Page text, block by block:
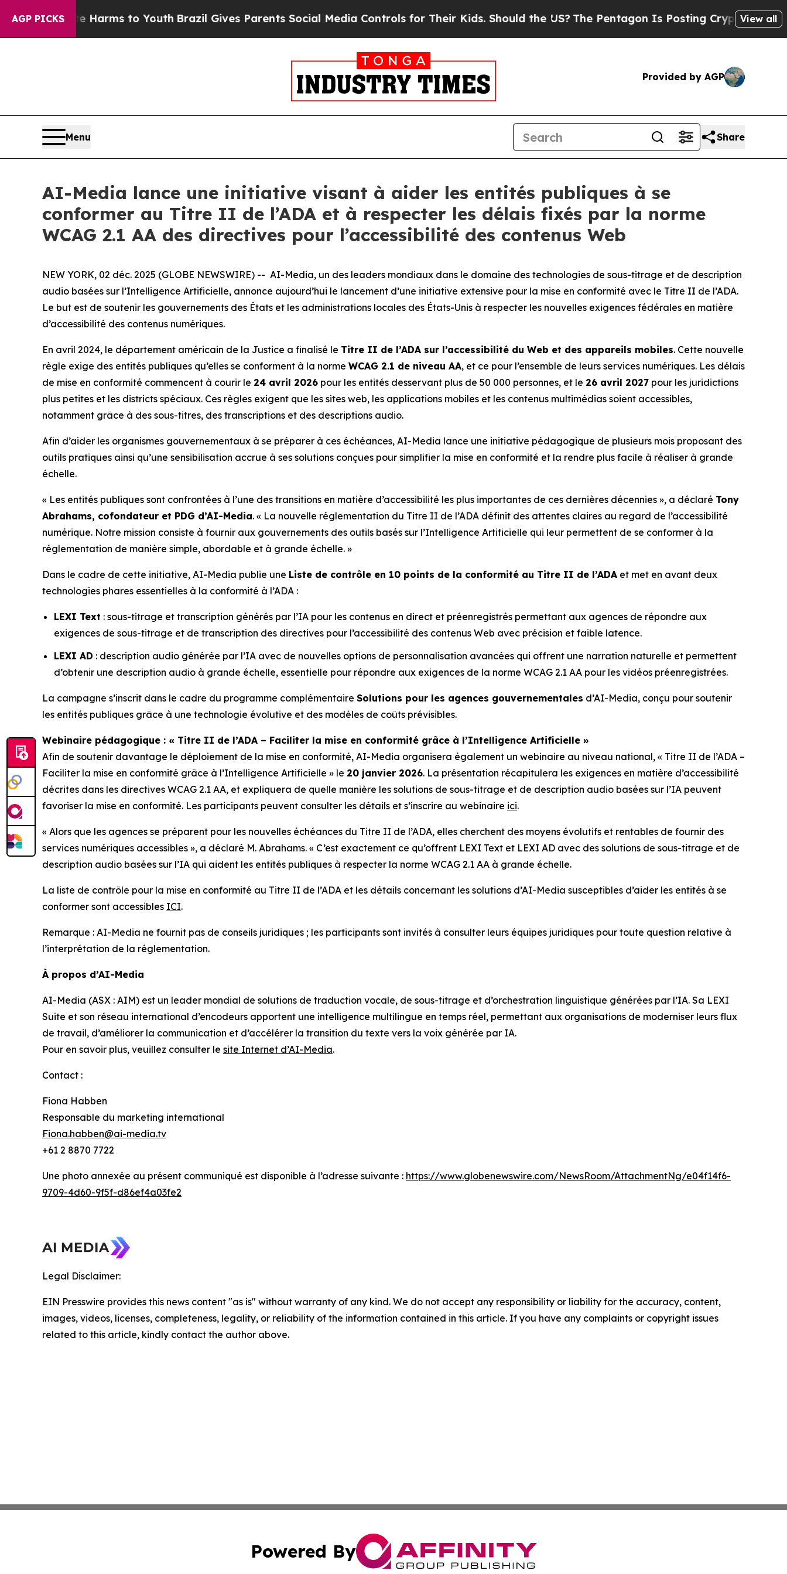
AGP PICKSHarms to Youth Brazil Gives Parents Social Media Controls for Their Kids. Should the US? The Pentagon Is Posting Cryptic BiblicalView all
Provided by AGP
Menu Share
AI-Media lance une initiative visant à aider les entités publiques à se
conformer au Titre II de l’ADA et à respecter les délais fixés par la norme
WCAG 2.1 AA des directives pour l’accessibilité des contenus Web
NEW YORK, 02 déc. 2025 (GLOBE NEWSWIRE) -- AI-Media, un des leaders mondiaux dans le domaine des technologies de sous-titrage et de description
audio basées sur l’Intelligence Artificielle, annonce aujourd’hui le lancement d’une initiative extensive pour la mise en conformité avec le Titre II de l’ADA.
Le but est de soutenir les gouvernements des États et les administrations locales des États-Unis à respecter les nouvelles exigences fédérales en matière
d’accessibilité des contenus numériques.
En avril 2024, le département américain de la Justice a finalisé le Titre II de l’ADA sur l’accessibilité du Web et des appareils mobiles. Cette nouvelle
règle exige des entités publiques qu’elles se conforment à la norme WCAG 2.1 de niveau AA, et ce pour l’ensemble de leurs services numériques. Les délais
de mise en conformité commencent à courir le 24 avril 2026 pour les entités desservant plus de 50 000 personnes, et le 26 avril 2027 pour les juridictions
plus petites et les districts spéciaux. Ces règles exigent que les sites web, les applications mobiles et les contenus multimédias soient accessibles,
notamment grâce à des sous-titres, des transcriptions et des descriptions audio.
Afin d’aider les organismes gouvernementaux à se préparer à ces échéances, AI-Media lance une initiative pédagogique de plusieurs mois proposant des
outils pratiques ainsi qu’une sensibilisation accrue à ses solutions conçues pour simplifier la mise en conformité et la rendre plus facile à réaliser à grande
échelle.
« Les entités publiques sont confrontées à l’une des transitions en matière d’accessibilité les plus importantes de ces dernières décennies », a déclaré Tony
Abrahams, cofondateur et PDG d’AI-Media. « La nouvelle réglementation du Titre II de l’ADA définit des attentes claires au regard de l’accessibilité
numérique. Notre mission consiste à fournir aux gouvernements des outils basés sur l’Intelligence Artificielle qui leur permettent de se conformer à la
réglementation de manière simple, abordable et à grande échelle. »
Dans le cadre de cette initiative, AI-Media publie une Liste de contrôle en 10 points de la conformité au Titre II de l’ADA et met en avant deux
technologies phares essentielles à la conformité à l’ADA :
LEXI Text : sous-titrage et transcription générés par l’IA pour les contenus en direct et préenregistrés permettant aux agences de répondre aux
exigences de sous-titrage et de transcription des directives pour l’accessibilité des contenus Web avec précision et faible latence.
LEXI AD : description audio générée par l’IA avec de nouvelles options de personnalisation avancées qui offrent une narration naturelle et permettent
d’obtenir une description audio à grande échelle, essentielle pour répondre aux exigences de la norme WCAG 2.1 AA pour les vidéos préenregistrées.
La campagne s’inscrit dans le cadre du programme complémentaire Solutions pour les agences gouvernementales d’AI-Media, conçu pour soutenir
les entités publiques grâce à une technologie évolutive et des modèles de coûts prévisibles.
Webinaire pédagogique : « Titre II de l’ADA – Faciliter la mise en conformité grâce à l’Intelligence Artificielle »
Afin de soutenir davantage le déploiement de la mise en conformité, AI-Media organisera également un webinaire au niveau national, « Titre II de l’ADA –
Faciliter la mise en conformité grâce à l’Intelligence Artificielle » le 20 janvier 2026. La présentation récapitulera les exigences en matière d’accessibilité
décrites dans les directives WCAG 2.1 AA, et expliquera de quelle manière les solutions de sous-titrage et de description audio basées sur l’IA peuvent
favoriser la mise en conformité. Les participants peuvent consulter les détails et s’inscrire au webinaire ici.
« Alors que les agences se préparent pour les nouvelles échéances du Titre II de l’ADA, elles cherchent des moyens évolutifs et rentables de fournir des
services numériques accessibles », a déclaré M. Abrahams. « C’est exactement ce qu’offrent LEXI Text et LEXI AD avec des solutions de sous-titrage et de
description audio basées sur l’IA qui aident les entités publiques à respecter la norme WCAG 2.1 AA à grande échelle.
La liste de contrôle pour la mise en conformité au Titre II de l’ADA et les détails concernant les solutions d’AI-Media susceptibles d’aider les entités à se
conformer sont accessibles ICI.
Remarque : AI-Media ne fournit pas de conseils juridiques ; les participants sont invités à consulter leurs équipes juridiques pour toute question relative à
l’interprétation de la réglementation.
À propos d’AI-Media
AI-Media (ASX : AIM) est un leader mondial de solutions de traduction vocale, de sous-titrage et d’orchestration linguistique générées par l’IA. Sa LEXI
Suite et son réseau international d’encodeurs apportent une intelligence multilingue en temps réel, permettant aux organisations de moderniser leurs flux
de travail, d’améliorer la communication et d’accélérer la transition du texte vers la voix générée par IA.
Pour en savoir plus, veuillez consulter le site Internet d’AI-Media.
Contact :
Fiona Habben
Responsable du marketing international
Fiona.habben@ai-media.tv
+61 2 8870 7722
Une photo annexée au présent communiqué est disponible à l’adresse suivante : https://www.globenewswire.com/NewsRoom/AttachmentNg/e04f14f6-
9709-4d60-9f5f-d86ef4a03fe2
Legal Disclaimer:
EIN Presswire provides this news content "as is" without warranty of any kind. We do not accept any responsibility or liability for the accuracy, content,
images, videos, licenses, completeness, legality, or reliability of the information contained in this article. If you have any complaints or copyright issues
related to this article, kindly contact the author above.
Powered By